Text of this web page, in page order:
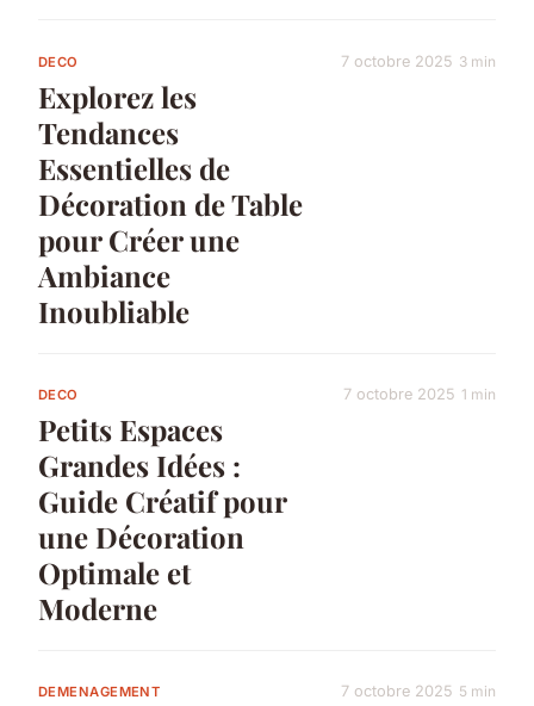
DECO
Explorez les
Tendances
Essentielles de
Décoration de Table
pour Créer une
Ambiance
Inoubliable
7 octobre 2025 3 min
DECO
Petits Espaces
Grandes Idées :
Guide Créatif pour
une Décoration
Optimale et
Moderne
7 octobre 2025 1 min
DEMENAGEMENT 7 octobre 2025 5 min